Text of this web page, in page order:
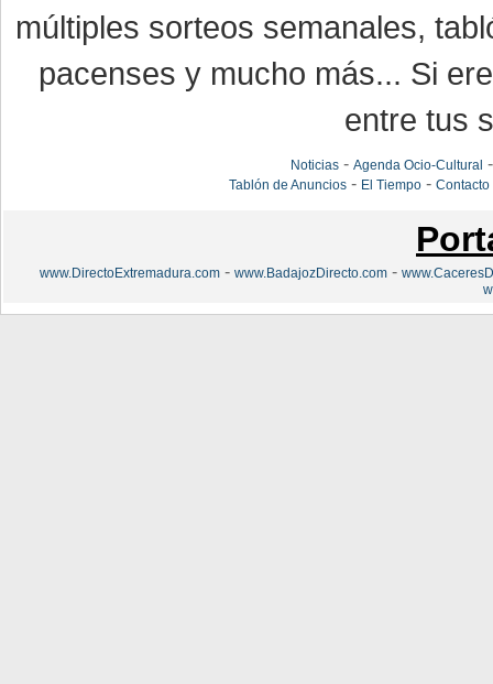
múltiples sorteos semanales,
pacenses y mucho más... Si
entre tus
Noticias- Agenda Ocio-Cultural
Tablón de Anuncios- El Tiempo- Contacto
www.DirectoExtremadura.com - www.BadajozDirecto.com -